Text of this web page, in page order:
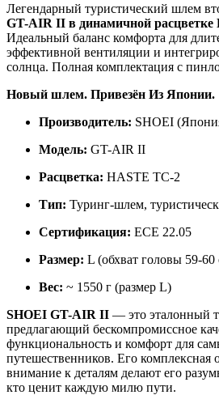
Легендарный туристический шлем
GT-AIR II в динамичной расцветке
Идеальный баланс комфорта для
эффективной вентиляции и
солнца. Полная комплектация с
Новый шлем. Привезён Из Японии.
Производитель: SHOEI
Модель: GT-AIR II
Расцветка: HASTE TC-2
Тип: Туринг-шлем,
Сертификация: ECE 22.05
Размер: L (обхват головы 59-60
Вес: ~ 1550 г (размер L)
SHOEI GT-AIR II — это эталонный
предлагающий бескомпромиссное
функциональность и комфорт для
путешественников. Его комплексная
внимание к деталям делают его
кто ценит каждую милю пути.